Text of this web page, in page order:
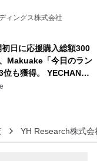
ィングス株式会社
日に応援購入総額300
Makuake「今日のラン
位も獲得。 YECHAN音
ウル第2弾の大型サイ
3XL）を先行販売中
YH Research株式会